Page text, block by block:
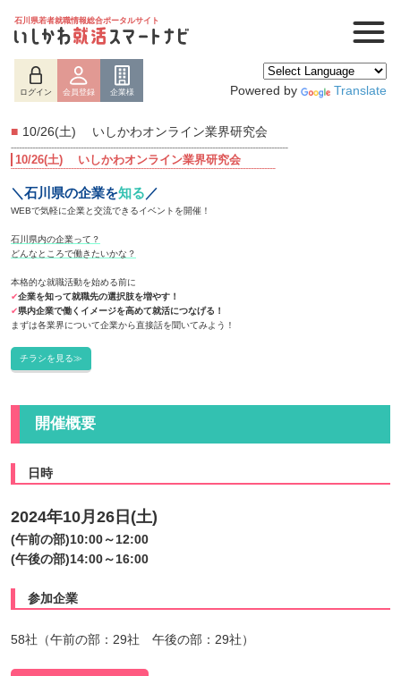
石川県若者就職情報総合ポータルサイト
ログイン 会員登録 企業様 Powered by Translate
■ 10/26(土) いしかわオンライン業界研究会
10/26(土) いしかわオンライン業界研究会
＼石川県の企業を知る ／
WEBで気軽に企業と交流できるイベントを開催！
石川県内の企業って？
どんなところで働きたいかな？
本格的な就職活動を始める前に
✔企業を知って就職先の選択肢を増やす！
✔県内企業で働くイメージを高めて就活につなげる！
まずは各業界について企業から直接話を聞いてみよう！
チラシを見る≫
開催概要
日時
2024年10月26日(土)
(午前の部)10:00～12:00
(午後の部)14:00～16:00
参加企業
58社（午前の部：29社 午後の部：29社）